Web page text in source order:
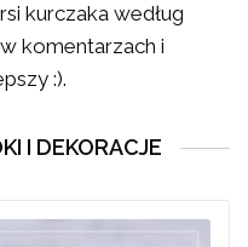
kurczaka według
komentarzach i
:).
I DEKORACJE